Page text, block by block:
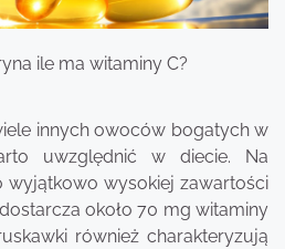
ile ma witaminy C?
innych owoców bogatych w
uwzględnić w diecie. Na
wyjątkowo wysokiej zawartości
około 70 mg witaminy
również charakteryzują